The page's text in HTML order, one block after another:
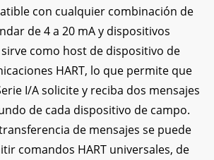
con cualquier combinación de
de 4 a 20 mA y dispositivos
sirve como host de dispositivo de
HART, lo que permite que
I/A solicite y reciba dos mensajes
de cada dispositivo de campo.
de mensajes se puede
comandos HART universales, de